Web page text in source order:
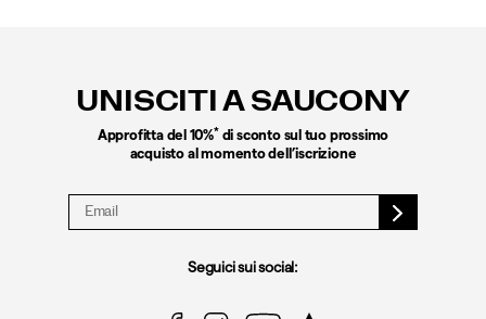
UNISCITI A SAUCONY
Approfitta del 10%* di sconto sul tuo prossimo
acquisto al momento dell’iscrizione
Seguici sui social: